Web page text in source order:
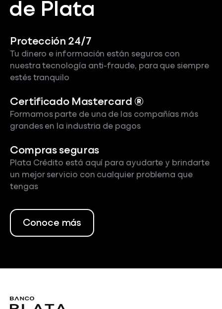
de Plata
Protección 24/7
Tu dinero e información están seguros con
nuestra tecnología anti-fraude, para que siempre
estés tranquilo
Certificado Mastercard ®
Formamos parte de una de las compañías más
grandes en la industria de pagos
Compras seguras
Plata Crédito está aquí para ayudarte y brindarte
un mejor servicio con cualquier problema que
tengas
Conoce más